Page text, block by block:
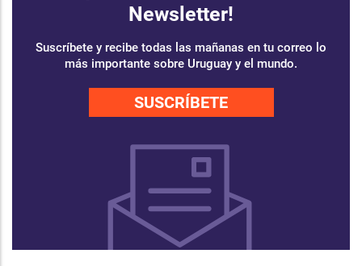
Newsletter!
Suscríbete y recibe todas las mañanas en tu correo lo
más importante sobre Uruguay y el mundo.
SUSCRÍBETE